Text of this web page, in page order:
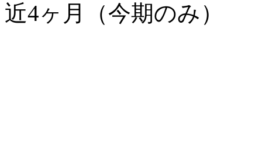
近4ヶ月（今期のみ）